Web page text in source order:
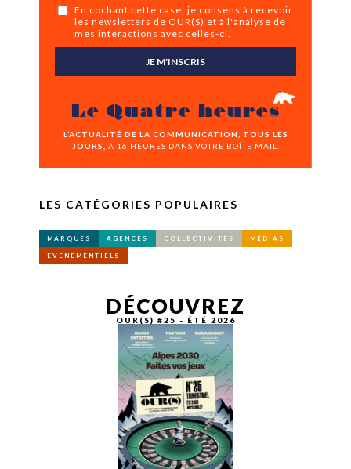
En cochant cette case, je consens à recevoir
les newsletters de OUR(S) et à l'analyse de
mes interactions avec celles-ci.
JE M'INSCRIS
Le Quatre heures
L’ACTUALITÉ DE LA COMMUNICATION, TOUS LES
JOURS,
À 16 HEURES DANS VOTRE BOÎTE MAIL.
LES CATÉGORIES POPULAIRES
MARQUES AGENCES COLLECTIVITÉS MÉDIAS
ÉVÉNEMENTIELS
DÉCOUVREZ
OUR(S) #25 - ÉTÉ 2026